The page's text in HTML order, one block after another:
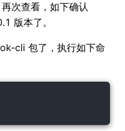
次查看，如下确认
版本了。
cli 包了，执行如下命